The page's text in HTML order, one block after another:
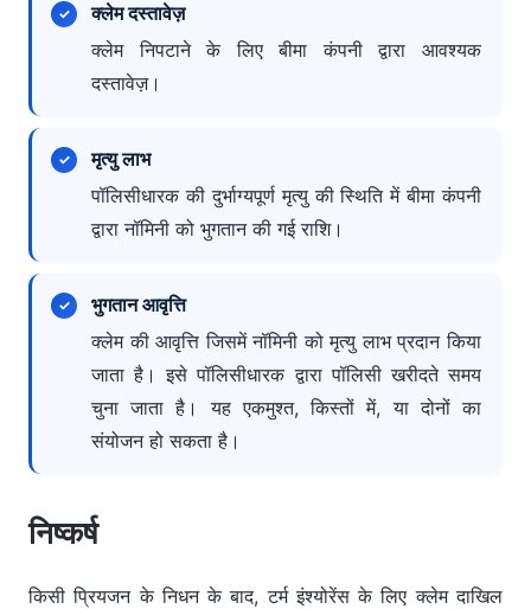
क्लेम दस्तावेज़
क्लेम निपटाने के लिए बीमा कंपनी द्वारा आवश्यक
दस्तावेज़।
मृत्यु लाभ
पॉलिसीधारक की दुर्भाग्यपूर्ण मृत्यु की स्थिति में बीमा कंपनी
द्वारा नॉमिनी को भुगतान की गई राशि।
भुगतान आवृत्ति
क्लेम की आवृत्ति जिसमें नॉमिनी को मृत्यु लाभ प्रदान किया
जाता है। इसे पॉलिसीधारक द्वारा पॉलिसी खरीदते समय
चुना जाता है। यह एकमुश्त, किस्तों में, या दोनों का
संयोजन हो सकता है।
निष्कर्ष
किसी प्रियजन के निधन के बाद, टर्म इंश्योरेंस के लिए क्लेम दाखिल